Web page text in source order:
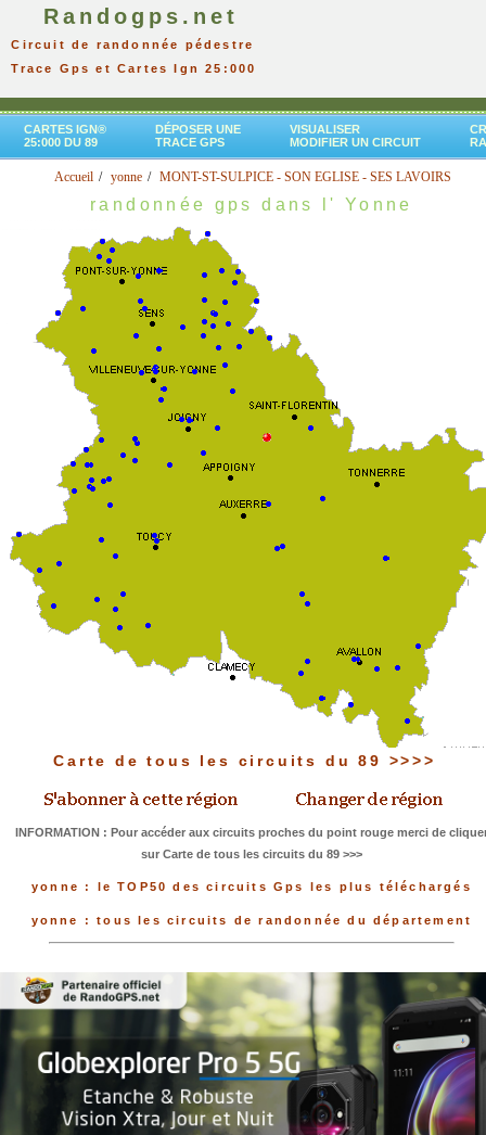
Randogps.net
Circuit de randonnée pédestre
Trace Gps et Cartes Ign 25:000
CARTES IGN®
25:000 DU 89
DÉPOSER UNE
TRACE GPS
VISUALISER
MODIFIER UN CIRCUIT
Accueil yonne MONT-ST-SULPICE - SON EGLISE - SES LAVOIRS
randonnée gps dans l' Yonne
Carte de tous les circuits du 89 >>>>
INFORMATION : Pour accéder aux circuits proches du point rouge merci de
sur Carte de tous les circuits du 89 >>>
yonne : le TOP50 des circuits Gps les plus téléchargés
yonne : tous les circuits de randonnée du département